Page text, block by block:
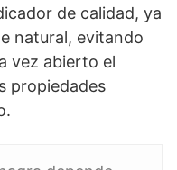
de calidad, ya
natural, evitando
vez abierto el
propiedades